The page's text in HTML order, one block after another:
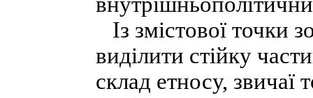
Із змістової точки
виділити стійку
склад етносу, звичаї